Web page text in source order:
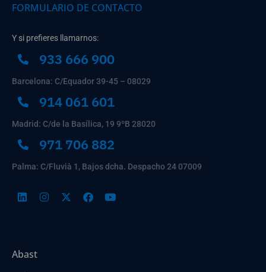
FORMULARIO DE CONTACTO
Y si prefieres llamarnos:
933 666 900
Barcelona: C/Equador 39-45 – 08029
914 061 601
Madrid: C/de la Basílica, 19 9ºB 28020
971 706 882
Palma: C/Fluvià 1, Bajos dcha. Despacho 24 07009
Abast